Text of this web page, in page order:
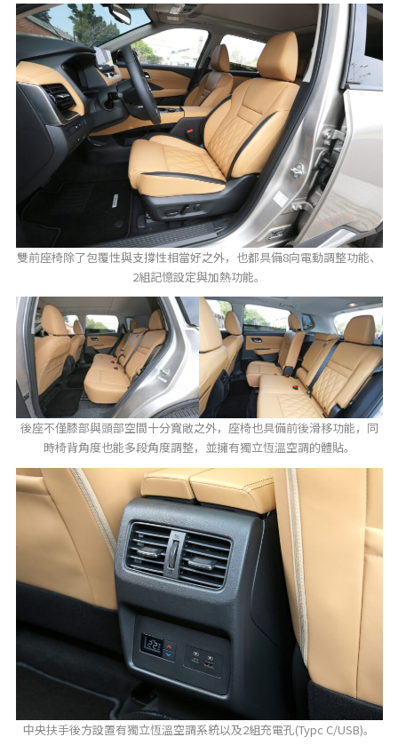
雙前座椅除了包覆性與支撐性相當好之外，也都具備8向電動調整功能、
2組記憶設定與加熱功能。
後座不僅膝部與頭部空間十分寬敞之外，座椅也具備前後滑移功能，同
時椅背角度也能多段角度調整，並擁有獨立恆溫空調的體貼。
中央扶手後方設置有獨立恆溫空調系統以及2組充電孔(Typc C/USB)。